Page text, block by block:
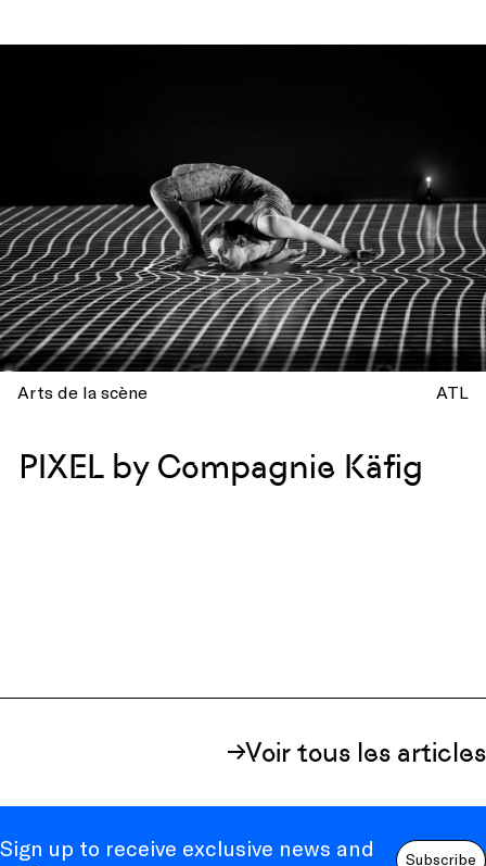
Arts de la scène ATL
PIXEL by Compagnie Käfig
Voir tous les articles
Sign up to receive exclusive news and
Subscribe